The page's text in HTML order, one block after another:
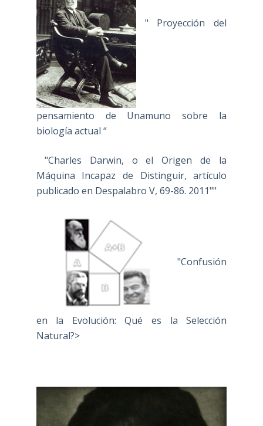
" Proyección del
pensamiento de Unamuno sobre la
biología actual “
"Charles Darwin, o el Origen de la
Máquina Incapaz de Distinguir, artículo
publicado en Despalabro V, 69-86. 2011""
"Confusión
en la Evolución: Qué es la Selección
Natural?>